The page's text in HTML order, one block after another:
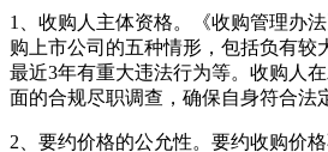
1、收购人主体资格。《收购管理办
购上市公司的五种情形，包括负有较
最近3年有重大违法行为等。收购人
面的合规尽职调查，确保自身符合法
2、要约价格的公允性。要约收购价